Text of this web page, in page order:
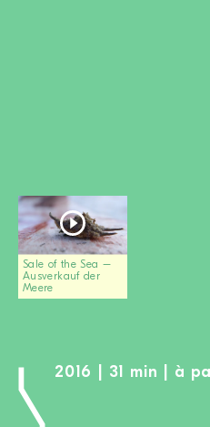
Sale of the Sea –
Ausverkauf der
Meere
2016 | 31 min | à
Kits de film
Login